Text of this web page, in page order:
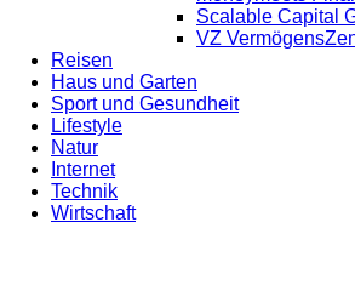
Scalable Capital
VZ
Reisen
Haus und Garten
Sport und Gesundheit
Lifestyle
Natur
Internet
Technik
Wirtschaft